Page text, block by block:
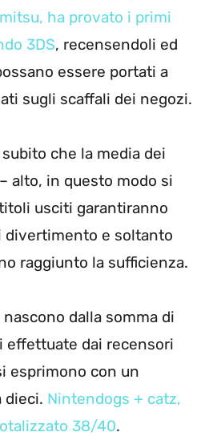
ha provato i primi
3DS, recensendoli ed
essere portati a
sugli scaffali dei negozi.
che la media dei
alto, in questo modo si
usciti garantiranno
divertimento e soltanto
raggiunto la sufficienza.
nascono dalla somma di
effettuate dai recensori
esprimono con un
dieci. Nintendogs + catz,
38/40.